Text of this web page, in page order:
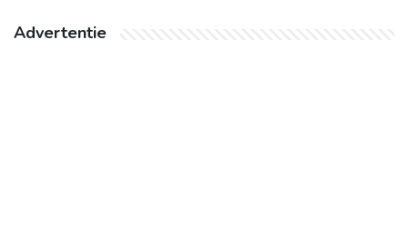
Advertentie